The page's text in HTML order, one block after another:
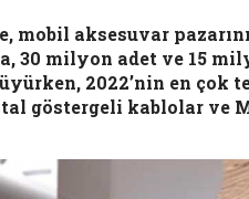
mobil aksesuvar
30 milyon adet ve 15
2022’nin en çok
göstergeli kablolar ve